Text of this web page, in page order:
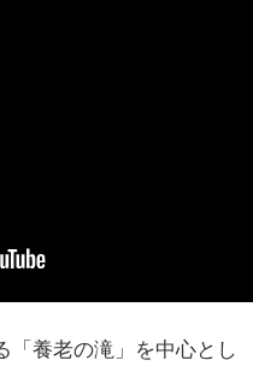
「養老の滝」を中心とし